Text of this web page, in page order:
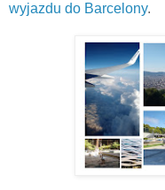
wyjazdu do Barcelony.